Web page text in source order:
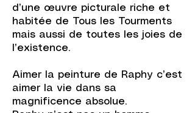
d’une œuvre picturale riche et
habitée de Tous les Tourments
mais aussi de toutes les joies de
l’existence.
Aimer la peinture de Raphy c’est
aimer la vie dans sa
magnificence absolue.